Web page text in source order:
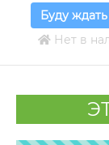
Буду ждать
Нет в